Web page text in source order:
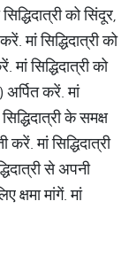
को सिंदूर,
मां सिद्धिदात्री को
सिद्धिदात्री को
करें. मां
के समक्ष
मां सिद्धिदात्री
से अपनी
क्षमा मांगें. मां